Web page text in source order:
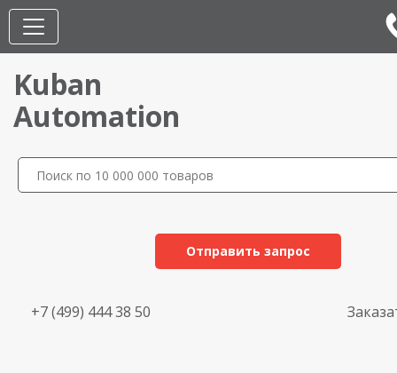
Kuban
Automation
Отправить запрос
+7 (499) 444 38 50